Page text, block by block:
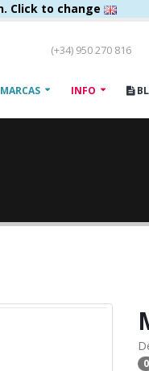
Click to change
(+34) 950 270 816
MARCAS INFO
0